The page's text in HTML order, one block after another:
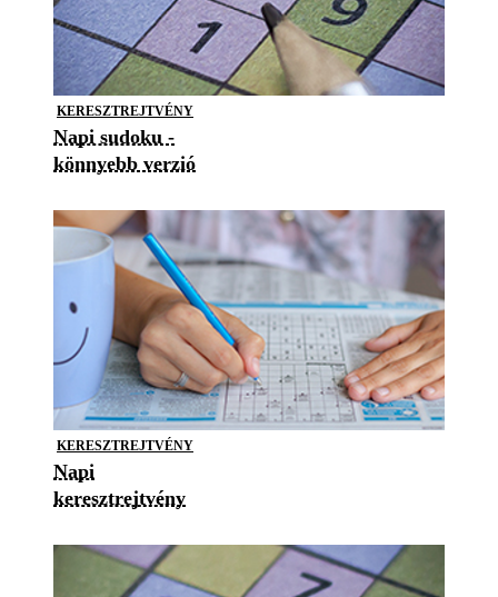
KERESZTREJTVÉNY
Napi sudoku -
könnyebb verzió
KERESZTREJTVÉNY
Napi
keresztrejtvény